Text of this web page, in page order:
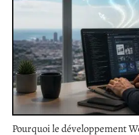
Pourquoi le développement